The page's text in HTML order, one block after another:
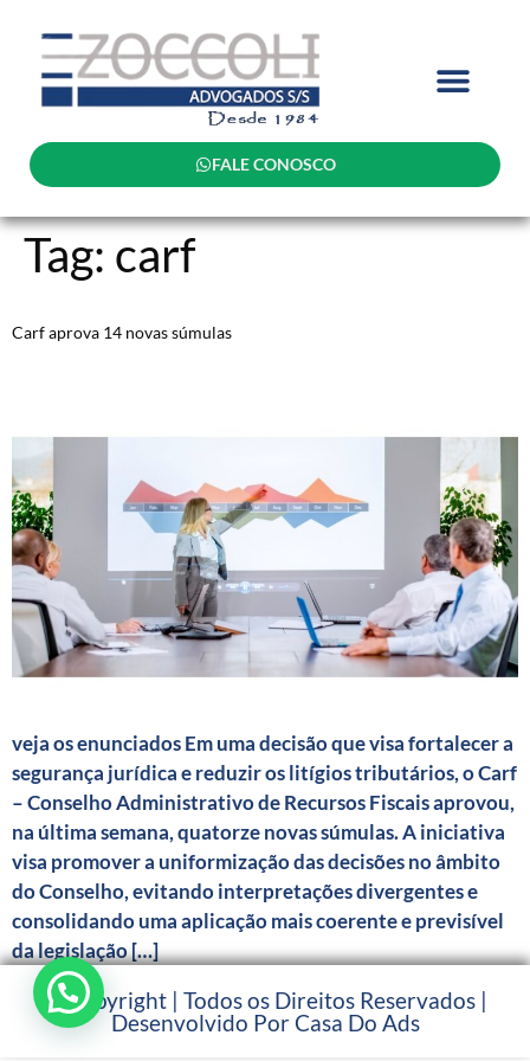
FALE CONOSCO
Tag: carf
Carf aprova 14 novas súmulas
veja os enunciados Em uma decisão que visa fortalecer a
segurança jurídica e reduzir os litígios tributários, o Carf
– Conselho Administrativo de Recursos Fiscais aprovou,
na última semana, quatorze novas súmulas. A iniciativa
visa promover a uniformização das decisões no âmbito
do Conselho, evitando interpretações divergentes e
consolidando uma aplicação mais coerente e previsível
da legislação […]
© Copyright | Todos os Direitos Reservados |
Desenvolvido Por Casa Do Ads